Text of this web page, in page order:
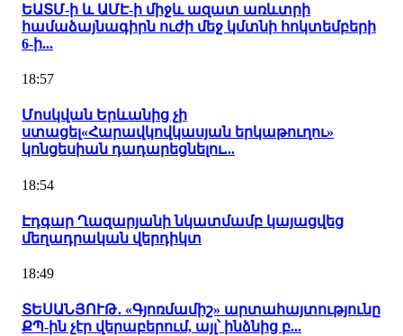
ԵԱՏՄ-ի և ԱՄԷ-ի միջև ազատ առևտրի
համաձայնագիրն ուժի մեջ կմտնի հոկտեմբերի
6-ի...
18:57
Մոսկվան Երևանից չի
ստացել«Հարավկովկասյան երկաթուղու»
կոնցեսիան դադարեցնելու...
18:54
Էդգար Ղազարյանի նկատմամբ կայացվեց
մեղադրական վերդիկտ
18:49
ՏԵՍԱՆՅՈՒԹ․ «Գյոռմամիշ» արտահայտությունը
ՔՊ-ին չէր վերաբերում, այլ՝ ինձնից բ...